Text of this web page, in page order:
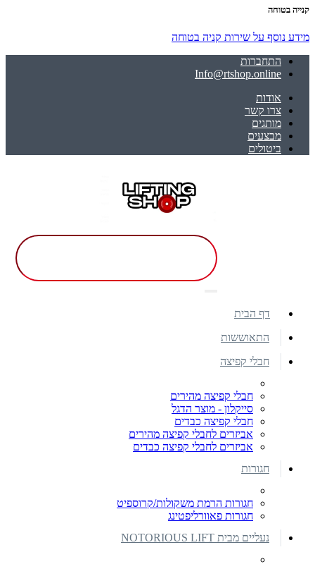
קנייה בטוחה
מידע נוסף על שירות קניה בטוחה
התחברות
Info@rtshop.online
אודות
צרו קשר
מותגים
מבצעים
ביטולים
דף הבית
התאוששות
חבלי קפיצה
חבלי קפיצה מהירים
סייקלון - מוצר הדגל
חבלי קפיצה כבדים
אביזרים לחבלי קפיצה מהירים
אביזרים לחבלי קפיצה כבדים
חגורות
חגורות הרמת משקולות/קרוספיט
חגורות פאוורליפטינג
נעליים מבית NOTORIOUS LIFT